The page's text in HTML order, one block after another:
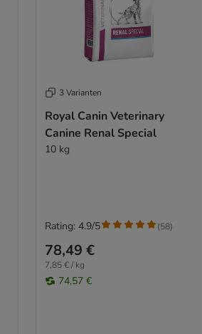
3 Varianten
Royal Canin Veterinary
Canine Renal Special
10 kg
78,49 €
7,85 € / kg
74,57 €
Rating: 4.9/5 (58)